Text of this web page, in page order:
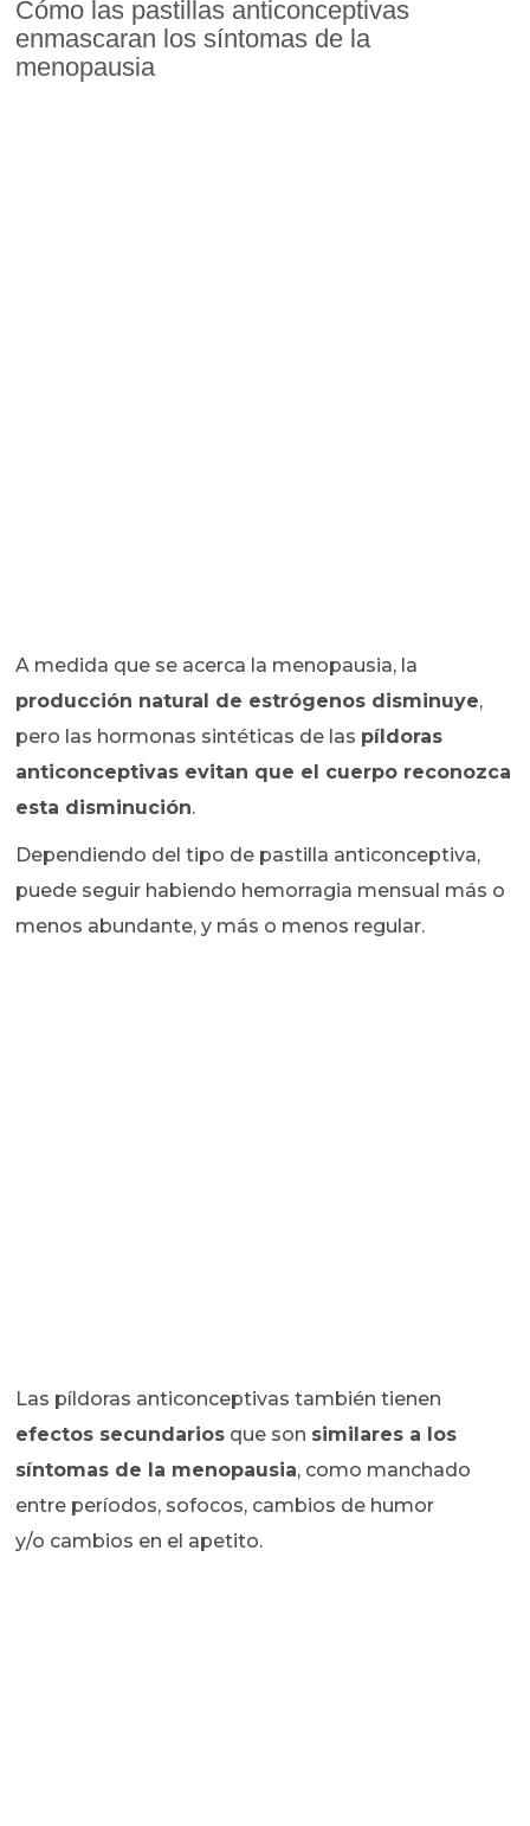
Cómo las pastillas anticonceptivas
enmascaran los síntomas de la
menopausia
A medida que se acerca la menopausia, la
producción natural de estrógenos disminuye,
pero las hormonas sintéticas de las píldoras
anticonceptivas evitan que el cuerpo reconozca
esta disminución.
Dependiendo del tipo de pastilla anticonceptiva,
puede seguir habiendo hemorragia mensual más o
menos abundante, y más o menos regular.
Las píldoras anticonceptivas también tienen
efectos secundarios que son similares a los
síntomas de la menopausia, como manchado
entre períodos, sofocos, cambios de humor
y/o cambios en el apetito.